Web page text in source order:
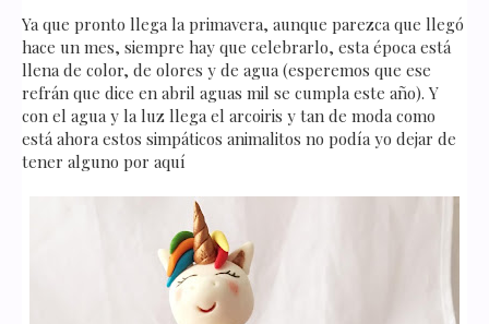
Ya que pronto llega la primavera, aunque parezca que llegó
hace un mes, siempre hay que celebrarlo, esta época está
llena de color, de olores y de agua (esperemos que ese
refrán que dice en abril aguas mil se cumpla este año). Y
con el agua y la luz llega el arcoiris y tan de moda como
está ahora estos simpáticos animalitos no podía yo dejar de
tener alguno por aquí